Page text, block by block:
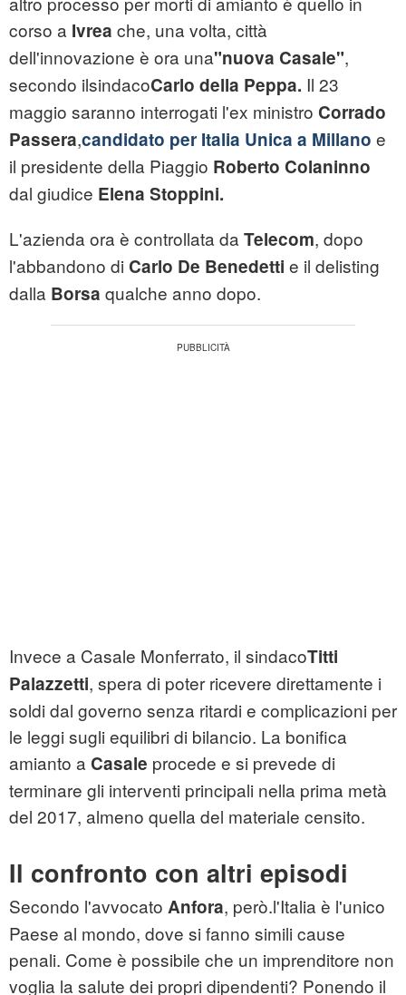
corso a Ivrea che, una volta, città
dell'innovazione è ora una"nuova Casale",
secondo ilsindacoCarlo della Peppa. Il 23
maggio saranno interrogati l'ex ministro Corrado
Passera,candidato per Italia Unica a Millano e
il presidente della Piaggio Roberto Colaninno
dal giudice Elena Stoppini.
L'azienda ora è controllata da Telecom, dopo
l'abbandono di Carlo De Benedetti e il delisting
dalla Borsa qualche anno dopo.
Invece a Casale Monferrato, il sindacoTitti
Palazzetti, spera di poter ricevere direttamente i
soldi dal governo senza ritardi e complicazioni per
le leggi sugli equilibri di bilancio. La bonifica
amianto a Casale procede e si prevede di
terminare gli interventi principali nella prima metà
del 2017, almeno quella del materiale censito.
Il confronto con altri episodi
Secondo l'avvocato Anfora, però.l'Italia è l'unico
Paese al mondo, dove si fanno simili cause
penali. Come è possibile che un imprenditore non
voglia la salute dei propri dipendenti? Ponendo il